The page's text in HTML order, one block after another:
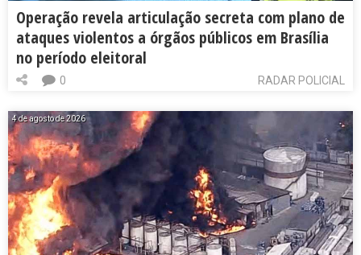
Operação revela articulação secreta com plano de
ataques violentos a órgãos públicos em Brasília
no período eleitoral
RADAR POLICIAL
0
4 de agosto de 2026